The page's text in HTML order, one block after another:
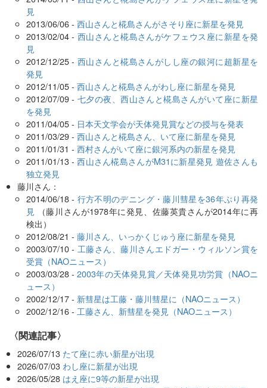
見
2013/06/06 - 西山さんと椛島さんがさそり座に新星を発見
2013/02/04 - 西山さんと椛島さんがケフェウス座に新星を発
見
2012/12/25 - 西山さんと椛島さんがしし座の銀河に超新星を
発見
2012/11/05 - 西山さんと椛島さんがわし座に新星を発見
2012/07/09 - 七夕の夜、西山さんと椛島さんがいて座に新星
を発見
2011/04/05 - 日本天文学会が天体発見賞などの授与を発表
2011/03/29 - 西山さんと椛島さん、いて座に新星を発見
2011/01/31 - 西村さんがいて座に銀河系内の新星を発見
2011/01/13 -西山さん椛島さんがM31に新星発見 遊佐さんも
独立発見
藤川さん：
2014/06/18 - 行方不明のデニング・藤川彗星を36年ぶり再発
見 （藤川さんが1978年に発見、佐藤英貴さんが2014年に再
検出）
2012/08/21 - 藤川さん、いっかくじゅう座に新星を発見
2003/07/10 - 工藤さん、藤川さんエドガー・ウィルソン賞を
受賞（NAOニュース）
2003/03/28 -2003年の天体発見賞／天体発見功労賞（NAOニ
ュース）
2002/12/17 - 新彗星は工藤・藤川彗星に（NAOニュース）
2002/12/16 - 工藤さん、新彗星を発見（NAOニュース）
関連記事
2026/07/13 たて座に赤い新星が出現
2026/07/03 わし座に新星が出現
2026/05/28 はえ座に9等の新星が出現